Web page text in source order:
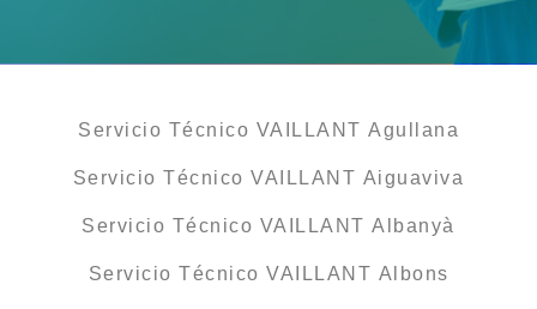
Servicio Técnico VAILLANT Agullana
Servicio Técnico VAILLANT Aiguaviva
Servicio Técnico VAILLANT Albanyà
Servicio Técnico VAILLANT Albons